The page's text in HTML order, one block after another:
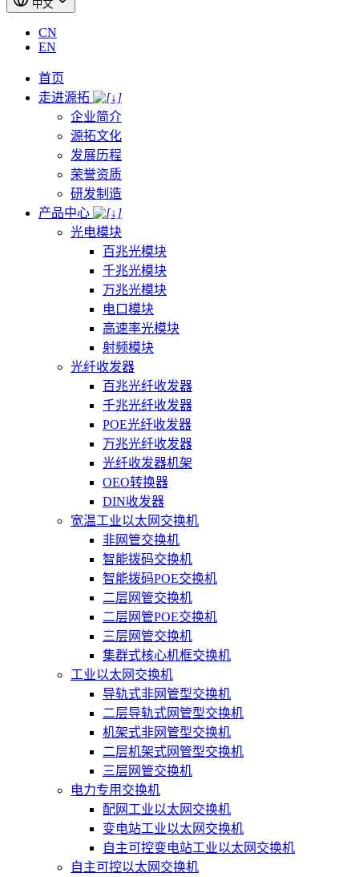
中文
CN
EN
首页
走进源拓
企业简介
源拓文化
发展历程
荣誉资质
研发制造
产品中心
光电模块
百兆光模块
千兆光模块
万兆光模块
电口模块
高速率光模块
射频模块
光纤收发器
百兆光纤收发器
千兆光纤收发器
POE光纤收发器
万兆光纤收发器
光纤收发器机架
OEO转换器
DIN收发器
宽温工业以太网交换机
非网管交换机
智能拨码交换机
智能拨码POE交换机
二层网管交换机
二层网管POE交换机
三层网管交换机
集群式核心机框交换机
工业以太网交换机
导轨式非网管型交换机
二层导轨式网管型交换机
机架式非网管型交换机
二层机架式网管型交换机
三层网管交换机
电力专用交换机
配网工业以太网交换机
变电站工业以太网交换机
自主可控变电站工业以太网交换机
自主可控以太网交换机